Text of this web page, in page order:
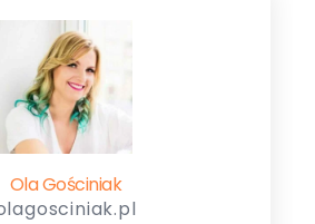
Ola Gościniak